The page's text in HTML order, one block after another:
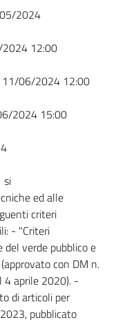
2024
12:00
11/06/2024 12:00
2024 15:00
si
ed alle
criteri
- "Criteri
verde pubblico e
con DM n.
4 aprile 2020). -
di articoli per
pubblicato